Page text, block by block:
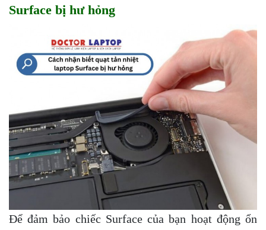
Surface bị hư hỏng
Để đảm bảo chiếc Surface của bạn hoạt động ổn